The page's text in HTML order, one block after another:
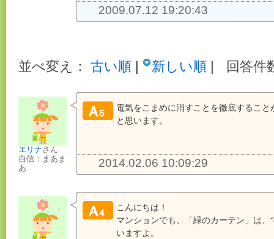
2009.07.12 19:20:43
並べ変え： 古い順 | 新しい順 | 回答件
エリナさん
自信：まあま
あ
電気をこまめに消すことを徹底するこ
と思います。
2014.02.06 10:09:29
こんにちは！
マンションでも、「緑のカーテン」は
いますよ。